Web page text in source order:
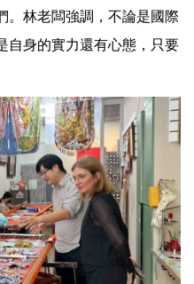
。林老闆強調，不論是國際
自身的實力還有心態，只要